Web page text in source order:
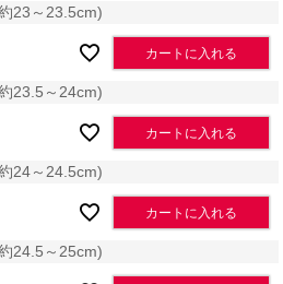
23～23.5cm)
カートに入れる
23.5～24cm)
カートに入れる
24～24.5cm)
カートに入れる
24.5～25cm)